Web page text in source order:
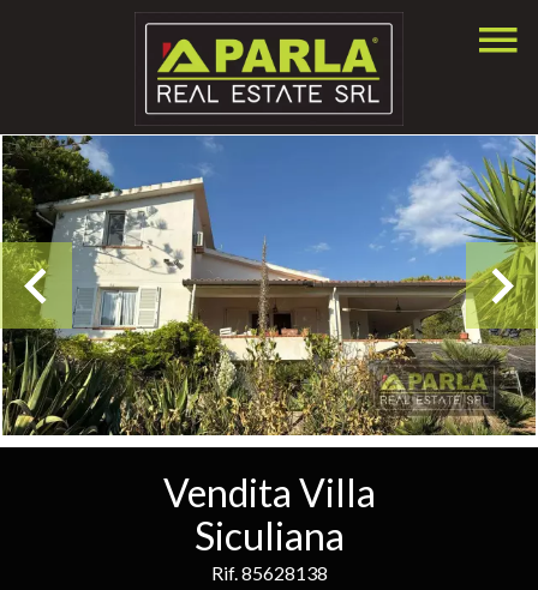
Vendita Villa
Siculiana
Rif. 85628138